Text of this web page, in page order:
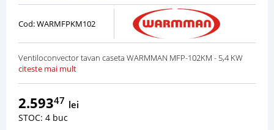
Cod: WARMFPKM102
Ventiloconvector tavan caseta WARMMAN MFP-102KM - 5,4 KW
citeste mai mult
2.59347 lei
STOC: 4 buc